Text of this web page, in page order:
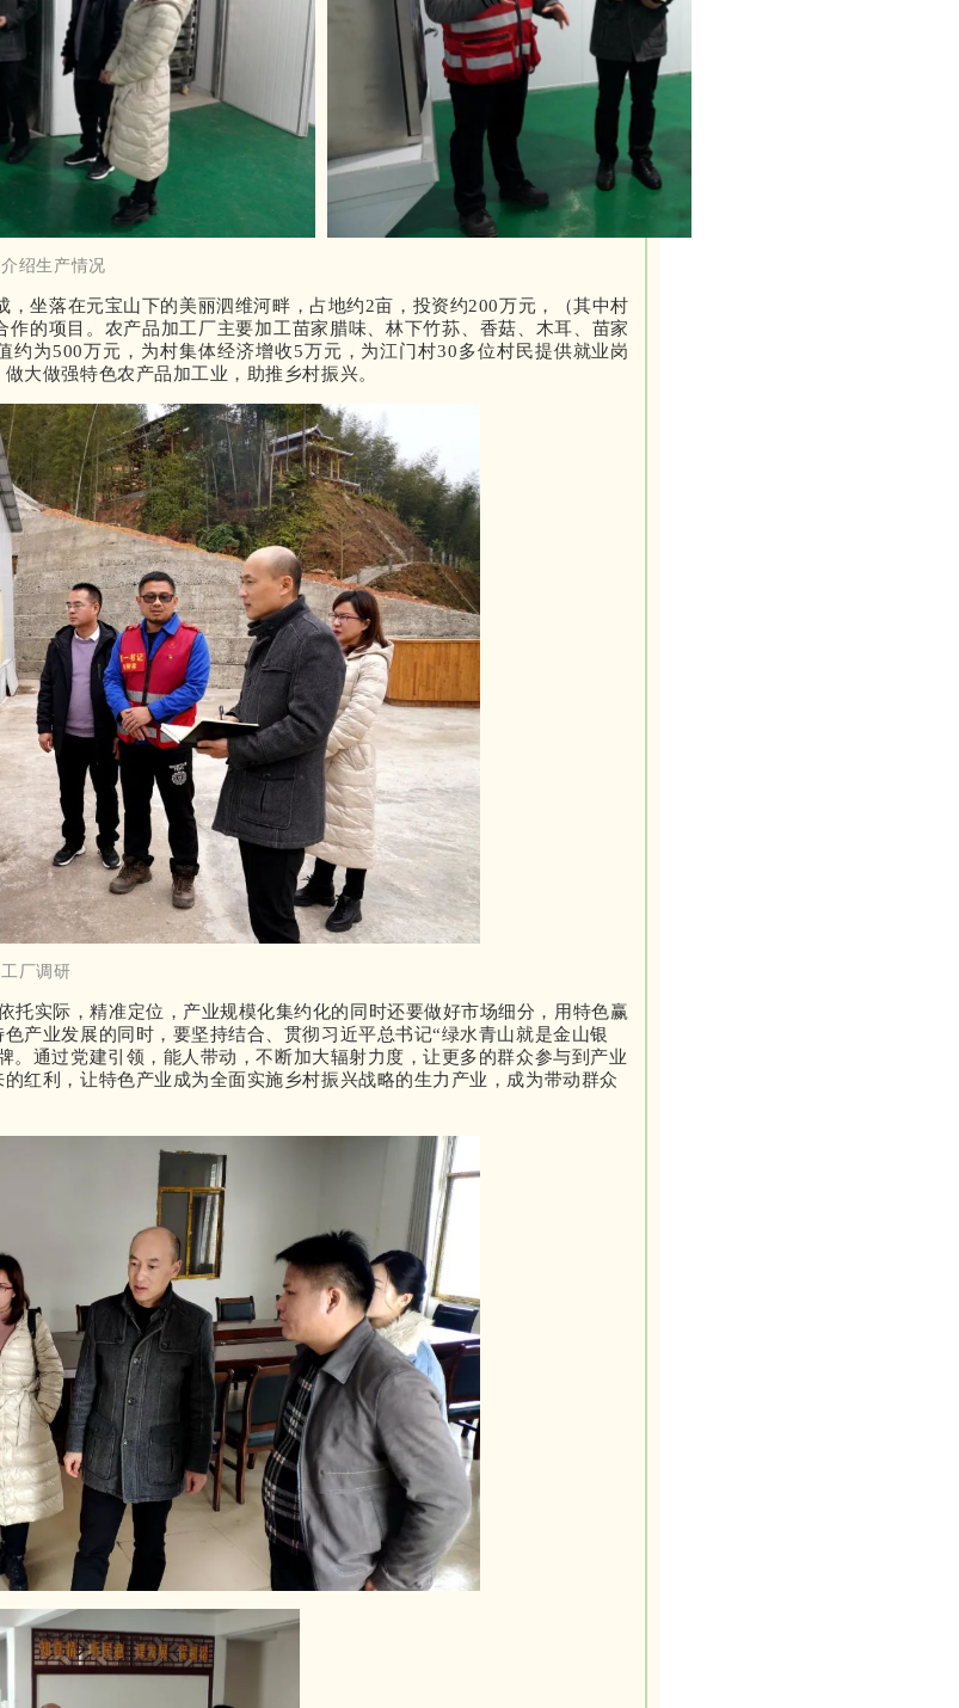
绍生产情况
，坐落在元宝山下的美丽泗维河畔，占地约2亩，投资约200万元，（其中村
的项目。农产品加工厂主要加工苗家腊味、林下竹荪、香菇、木耳、苗家
约为500万元，为村集体经济增收5万元，为江门村30多位村民提供就业岗
大做强特色农产品加工业，助推乡村振兴。
厂调研
托实际，精准定位，产业规模化集约化的同时还要做好市场细分，用特色赢
色产业发展的同时，要坚持结合、贯彻习近平总书记“绿水青山就是金山银
。 通过党建引领，能人带动，不断加大辐射力度，让更多的群众参与到产业
红利，让特色产业成为全面实施乡村振兴战略的生力产业，成为带动群众